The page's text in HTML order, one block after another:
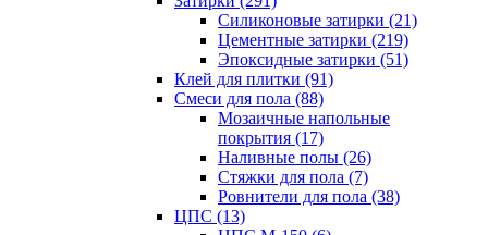
Силиконовые затирки (21)
Цементные затирки (219)
Эпоксидные затирки (51)
Клей для плитки (91)
Смеси для пола (88)
Мозаичные напольные
покрытия (17)
Наливные полы (26)
Стяжки для пола (7)
Ровнители для пола (38)
ЦПС (13)